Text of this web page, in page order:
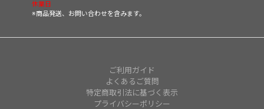
休業日
※商品発送、お問い合わせを含みます。
ご利用ガイド
よくあるご質問
特定商取引法に基づく表示
プライバシーポリシー